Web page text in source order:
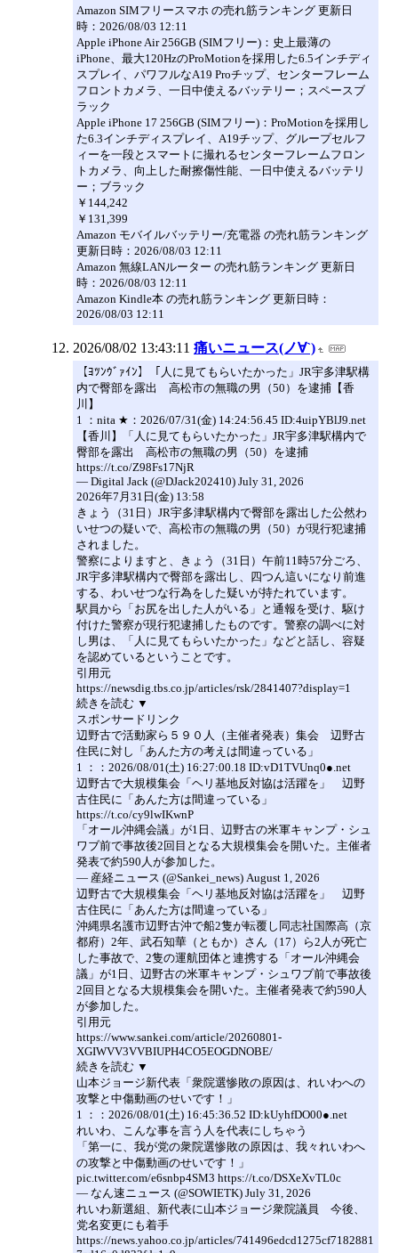
Amazon SIMフリースマホ の売れ筋ランキング 更新日
時：2026/08/03 12:11
Apple iPhone Air 256GB (SIMフリー)：史上最薄の
iPhone、最大120HzのProMotionを採用した6.5インチディ
スプレイ、パワフルなA19 Proチップ、センターフレーム
フロントカメラ、一日中使えるバッテリー；スペースブ
ラック
Apple iPhone 17 256GB (SIMフリー)：ProMotionを採用し
た6.3インチディスプレイ、A19チップ、グループセルフ
ィーを一段とスマートに撮れるセンターフレームフロン
トカメラ、向上した耐擦傷性能、一日中使えるバッテリ
ー；ブラック
￥144,242
￥131,399
Amazon モバイルバッテリー/充電器 の売れ筋ランキング
更新日時：2026/08/03 12:11
Amazon 無線LANルーター の売れ筋ランキング 更新日
時：2026/08/03 12:11
Amazon Kindle本 の売れ筋ランキング 更新日時：
2026/08/03 12:11
2026/08/02 13:43:11 痛いニュース(ノ∀`)
【ﾖﾂﾝｳﾞｧｲﾝ】「人に見てもらいたかった」JR宇多津駅構
内で臀部を露出 高松市の無職の男（50）を逮捕【香
川】
1 ：nita ★：2026/07/31(金) 14:24:56.45 ID:4uipYBlJ9.net
【香川】「人に見てもらいたかった」JR宇多津駅構内で
臀部を露出 高松市の無職の男（50）を逮捕
https://t.co/Z98Fs17NjR
— Digital Jack (@DJack202410) July 31, 2026
2026年7月31日(金) 13:58
きょう（31日）JR宇多津駅構内で臀部を露出した公然わ
いせつの疑いで、高松市の無職の男（50）が現行犯逮捕
されました。
警察によりますと、きょう（31日）午前11時57分ごろ、
JR宇多津駅構内で臀部を露出し、四つん這いになり前進
する、わいせつな行為をした疑いが持たれています。
駅員から「お尻を出した人がいる」と通報を受け、駆け
付けた警察が現行犯逮捕したものです。警察の調べに対
し男は、「人に見てもらいたかった」などと話し、容疑
を認めているということです。
引用元
https://newsdig.tbs.co.jp/articles/rsk/2841407?display=1
続きを読む ▼
スポンサードリンク
辺野古で活動家ら５９０人（主催者発表）集会 辺野古
住民に対し「あんた方の考えは間違っている」
1 ：：2026/08/01(土) 16:27:00.18 ID:vD1TVUnq0●.net
辺野古で大規模集会「ヘリ基地反対協は活躍を」 辺野
古住民に「あんた方は間違っている」
https://t.co/cy9lwIKwnP
「オール沖縄会議」が1日、辺野古の米軍キャンプ・シュ
ワブ前で事故後2回目となる大規模集会を開いた。主催者
発表で約590人が参加した。
— 産経ニュース (@Sankei_news) August 1, 2026
辺野古で大規模集会「ヘリ基地反対協は活躍を」 辺野
古住民に「あんた方は間違っている」
沖縄県名護市辺野古沖で船2隻が転覆し同志社国際高（京
都府）2年、武石知華（ともか）さん（17）ら2人が死亡
した事故で、2隻の運航団体と連携する「オール沖縄会
議」が1日、辺野古の米軍キャンプ・シュワブ前で事故後
2回目となる大規模集会を開いた。主催者発表で約590人
が参加した。
引用元
https://www.sankei.com/article/20260801-
XGIWVV3VVBIUPH4CO5EOGDNOBE/
続きを読む ▼
山本ジョージ新代表「衆院選惨敗の原因は、れいわへの
攻撃と中傷動画のせいです！」
1 ：：2026/08/01(土) 16:45:36.52 ID:kUyhfDO00●.net
れいわ、こんな事を言う人を代表にしちゃう
「第一に、我が党の衆院選惨敗の原因は、我々れいわへ
の攻撃と中傷動画のせいです！」
pic.twitter.com/e6snbp4SM3 https://t.co/DSXeXvTL0c
— なん速ニュース (@SOWIETK) July 31, 2026
れいわ新選組、新代表に山本ジョージ衆院議員 今後、
党名変更にも着手
https://news.yahoo.co.jp/articles/741496edcd1275cf7182881